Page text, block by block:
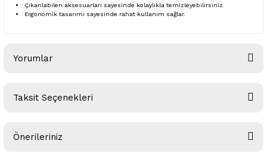
Çıkarılabilen aksesuarları sayesinde kolaylıkla temizleyebilirsiniz.
Ergonomik tasarımı sayesinde rahat kullanım sağlar.
Yorumlar
Taksit Seçenekleri
Önerileriniz